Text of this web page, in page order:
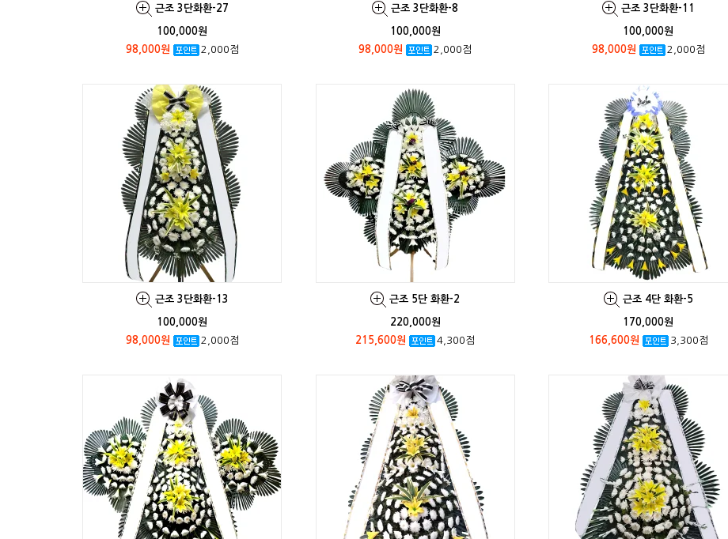
근조 3단화환-27
100,000원
98,000원
2,000점
근조 3단화환-8
100,000원
98,000원
2,000점
근조 3단화환-11
100,000원
98,000원
2,000점
근조 3단화환-13
100,000원
98,000원
2,000점
근조 5단 화환-2
220,000원
215,600원
4,300점
근조 4단 화환-5
170,000원
166,600원
3,300점